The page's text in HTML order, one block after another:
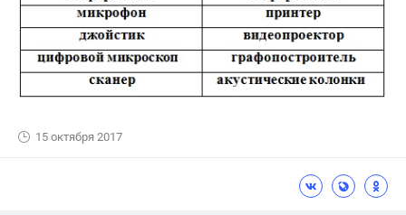
15 октября 2017